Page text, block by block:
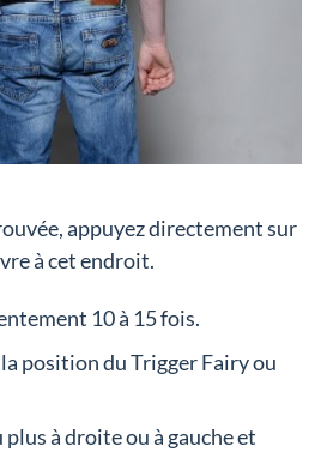
appuyez directement sur
à cet endroit.
10 à 15 fois.
position du Trigger Fairy ou
à droite ou à gauche et